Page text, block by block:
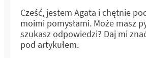
Cześć, jestem Agata i chętnie
moimi pomysłami. Może masz
szukasz odpowiedzi? Daj mi
pod artykułem.